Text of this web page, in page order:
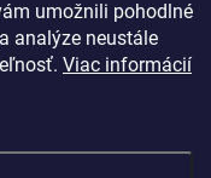
umožnili pohodlné
analýze neustále
Viac informácií